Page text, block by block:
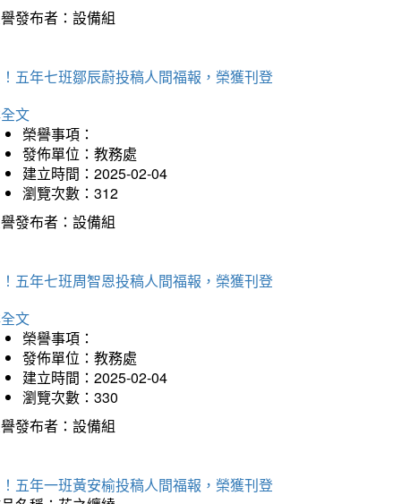
發布者：設備組
五年七班鄒辰蔚投稿人間福報，榮獲刊登
文
榮譽事項：
發佈單位：教務處
建立時間：2025-02-04
瀏覽次數：312
發布者：設備組
五年七班周智恩投稿人間福報，榮獲刊登
文
榮譽事項：
發佈單位：教務處
建立時間：2025-02-04
瀏覽次數：330
發布者：設備組
五年一班黃安榆投稿人間福報，榮獲刊登